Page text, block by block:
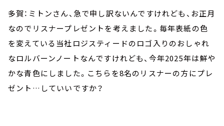
多賀：ミトンさん、急で申し訳ないんですけれども、お正月
なのでリスナープレゼントを考えました。毎年表紙の色
を変えている当社ロジスティードのロゴ入りのおしゃれ
なロルバーンノートなんですけれども、今年2025年は鮮や
かな青色にしました。こちらを8名のリスナーの方にプレ
ゼント…していいですか？